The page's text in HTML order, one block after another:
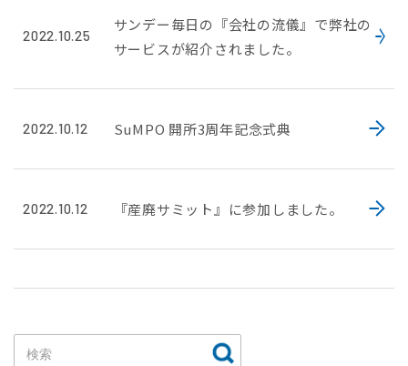
2022.10.25
サンデー毎日の『会社の流儀』で弊社の
サービスが紹介されました。
2022.10.12 SuMPO 開所3周年記念式典
2022.10.12 『産廃サミット』に参加しました。